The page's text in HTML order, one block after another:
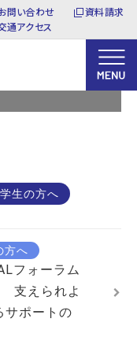
問い合わせ
資料請求
通アクセス
学生の方へ
方へ
フォーラム
支えられよ
ポートの